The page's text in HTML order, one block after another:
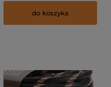
do koszyka